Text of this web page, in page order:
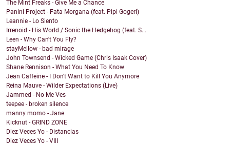
The Mint Freaks - Give Me a Chance
Panini Project - Fata Morgana (feat. Pipi Gogerl)
Leannie - Lo Siento
Irrenoid - His World / Sonic the Hedgehog (feat. S...
Leen - Why Can't You Fly?
stayMellow - bad mirage
John Townsend - Wicked Game (Chris Isaak Cover)
Shane Rennison - What You Need To Know
Jean Caffeine - I Don't Want to Kill You Anymore
Reina Mauve - Wilder Expectations (Live)
Jammed - No Me Ves
teepee - broken silence
manny momo - Jane
Kicknut - GRIND ZONE
Diez Veces Yo - Distancias
Diez Veces Yo - VIII